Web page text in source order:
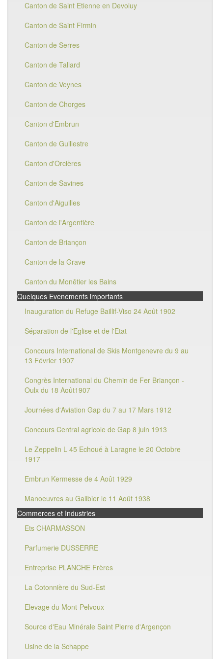
Canton de Saint Etienne en Devoluy
Canton de Saint Firmin
Canton de Serres
Canton de Tallard
Canton de Veynes
Canton de Chorges
Canton d'Embrun
Canton de Guillestre
Canton d'Orcières
Canton de Savines
Canton d'Aiguilles
Canton de l'Argentière
Canton de Briançon
Canton de la Grave
Canton du Monêtier les Bains
Quelques Evenements importants
Inauguration du Refuge Baillif-Viso 24 Août 1902
Séparation de l'Eglise et de l'Etat
Concours International de Skis Montgenevre du 9 au
13 Février 1907
Congrès International du Chemin de Fer Briançon -
Oulx du 18 Août1907
Journées d'Aviation Gap du 7 au 17 Mars 1912
Concours Central agricole de Gap 8 juin 1913
Le Zeppelin L 45 Echoué à Laragne le 20 Octobre
1917
Embrun Kermesse de 4 Août 1929
Manoeuvres au Galibier le 11 Août 1938
Commerces et Industries
Ets CHARMASSON
Parfumerie DUSSERRE
Entreprise PLANCHE Frères
La Cotonnière du Sud-Est
Elevage du Mont-Pelvoux
Source d'Eau Minérale Saint Pierre d'Argençon
Usine de la Schappe